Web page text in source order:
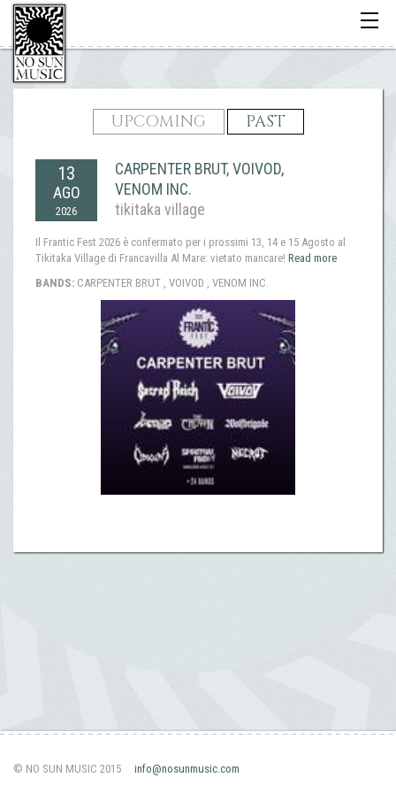
Toggle
UPCOMING PAST
13
AGO
2026
CARPENTER BRUT, VOIVOD,
VENOM INC.
tikitaka village
Il Frantic Fest 2026 è confermato per i prossimi 13, 14 e 15 Agosto al
Tikitaka Village di Francavilla Al Mare: vietato mancare! Read more
BANDS: CARPENTER BRUT , VOIVOD , VENOM INC.
© NO SUN MUSIC 2015 info@nosunmusic.com